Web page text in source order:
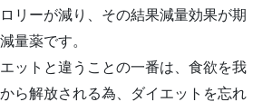
リーが減り、その結果減量効果が期
量薬です。
ットと違うことの一番は、食欲を我
ら解放される為、ダイエットを忘れ